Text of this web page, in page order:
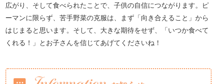
広がり、そして食べられたことで、子供の自信につながります。ピ
ーマンに限らず、苦手野菜の克服は、まず「向き合えること」から
はじまると思います。そして、大きな期待をせず、「いつか食べて
くれる！」とお子さんを信じてあげてくださいね！